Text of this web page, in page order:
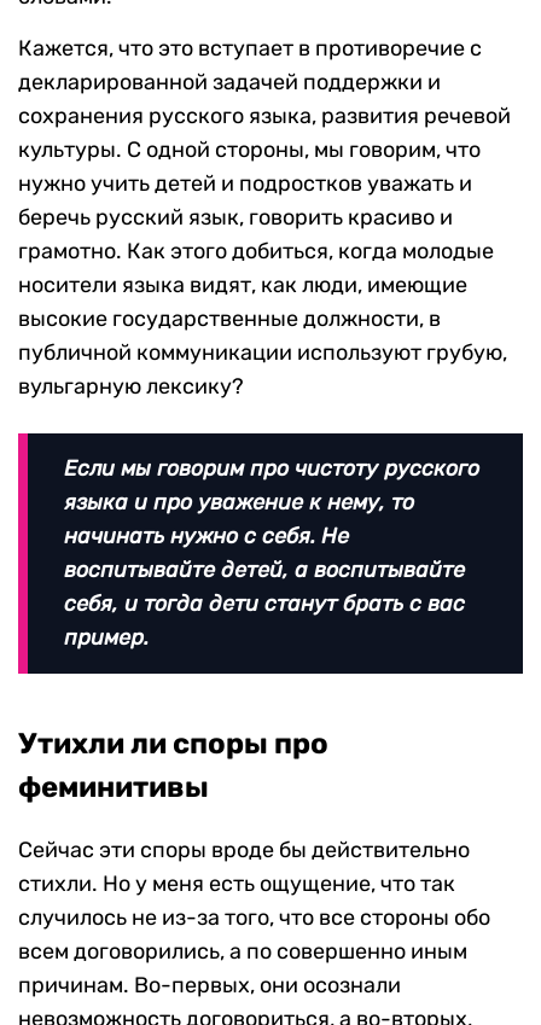
Кажется, что это вступает в противоречие с
декларированной задачей поддержки и
сохранения русского языка, развития речевой
культуры. С одной стороны, мы говорим, что
нужно учить детей и подростков уважать и
беречь русский язык, говорить красиво и
грамотно. Как этого добиться, когда молодые
носители языка видят, как люди, имеющие
высокие государственные должности, в
публичной коммуникации используют грубую,
вульгарную лексику?
Если мы говорим про чистоту русского
языка и про уважение к нему, то
начинать нужно с себя. Не
воспитывайте детей, а воспитывайте
себя, и тогда дети станут брать с вас
пример.
Утихли ли споры про
феминитивы
Сейчас эти споры вроде бы действительно
стихли. Но у меня есть ощущение, что так
случилось не из-за того, что все стороны обо
всем договорились, а по совершенно иным
причинам. Во-первых, они осознали
невозможность договориться, а во-вторых,